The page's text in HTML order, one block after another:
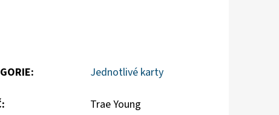
: Jednotlivé karty
: Trae Young